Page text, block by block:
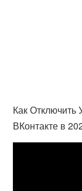
Как
ВКонтакте в